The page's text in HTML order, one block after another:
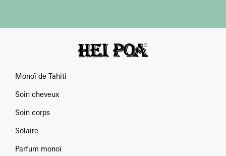
Monoï de Tahiti
Soin cheveux
Soin corps
Solaire
Parfum monoï